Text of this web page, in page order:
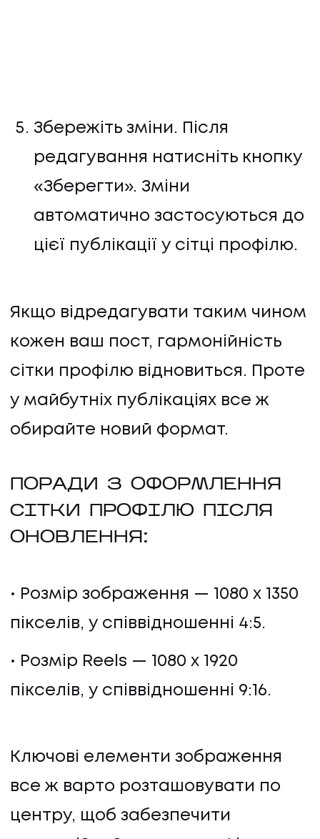
Збережіть зміни. Після
редагування натисніть кнопку
«Зберегти». Зміни
автоматично застосуються до
цієї публікації у сітці профілю.
Якщо відредагувати таким чином
кожен ваш пост, гармонійність
сітки профілю відновиться. Проте
у майбутніх публікаціях все ж
обирайте новий формат.
ПОРАДИ З ОФОРМЛЕННЯ
СІТКИ ПРОФІЛЮ ПІСЛЯ
ОНОВЛЕННЯ:
Розмір зображення — 1080 x 1350
пікселів, у співвідношенні 4:5.
Розмір Reels — 1080 x 1920
пікселів, у співвідношенні 9:16.
Ключові елементи зображення
все ж варто розташовувати по
центру, щоб забезпечити